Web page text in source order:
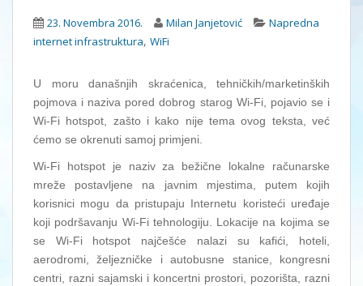
23. Novembra 2016. Milan Janjetović
Napredna
internet infrastruktura, WiFi
U moru današnjih skraćenica, tehničkih/marketinških
pojmova i naziva pored dobrog starog Wi-Fi, pojavio se i
Wi-Fi hotspot, zašto i kako nije tema ovog teksta, već
ćemo se okrenuti samoj primjeni.
Wi-Fi hotspot je naziv za bežične lokalne računarske
mreže postavljene na javnim mjestima, putem kojih
korisnici mogu da pristupaju Internetu koristeći uređaje
koji podršavanju Wi-Fi tehnologiju. Lokacije na kojima se
se Wi-Fi hotspot najčešće nalazi su kafići, hoteli,
aerodromi, željezničke i autobusne stanice, kongresni
centri, razni sajamski i koncertni prostori, pozorišta, razni